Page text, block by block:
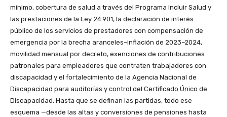
mínimo, cobertura de salud a través del Programa Incluir Salud y
las prestaciones de la Ley 24.901, la declaración de interés
público de los servicios de prestadores con compensación de
emergencia por la brecha aranceles–inflación de 2023–2024,
movilidad mensual por decreto, exenciones de contribuciones
patronales para empleadores que contraten trabajadores con
discapacidad y el fortalecimiento de la Agencia Nacional de
Discapacidad para auditorías y control del Certificado Único de
Discapacidad. Hasta que se definan las partidas, todo ese
esquema —desde las altas y conversiones de pensiones hasta